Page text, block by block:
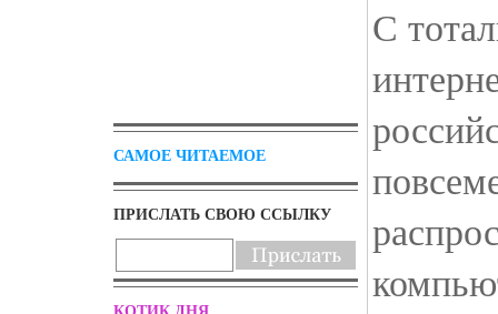
САМОЕ ЧИТАЕМОЕ
ПРИСЛАТЬ СВОЮ ССЫЛКУ
С